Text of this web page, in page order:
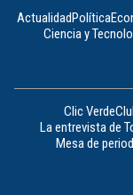
ActualidadPolítica
Ciencia y
Clic Verde
La entrevista de
Mesa de